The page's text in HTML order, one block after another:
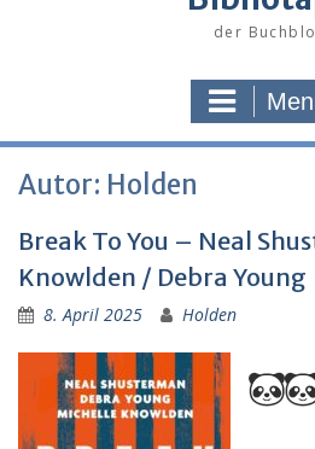
der
Autor: Holden
Break To You – Neal
Knowlden / Debra Young
8. April 2025 Holden